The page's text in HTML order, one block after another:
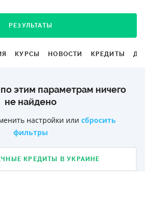
РЕЗУЛЬТАТЫ
КУРСЫ НОВОСТИ КРЕДИТЫ
этим параметрам ничего
не найдено
настройки или сбросить
фильтры
КРЕДИТЫ В УКРАИНЕ